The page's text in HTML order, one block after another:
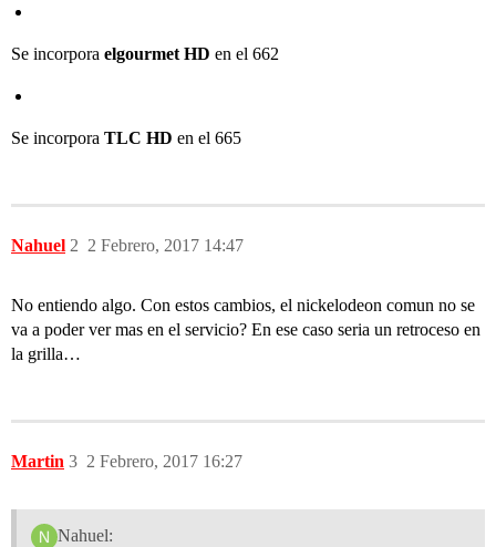
Se incorpora elgourmet HD en el 662
Se incorpora TLC HD en el 665
Nahuel 2 Febrero, 2017 14:47
2
No entiendo algo. Con estos cambios, el nickelodeon comun no se
va a poder ver mas en el servicio? En ese caso seria un retroceso en
la grilla…
Martin 2 Febrero, 2017 16:27
3
Nahuel: